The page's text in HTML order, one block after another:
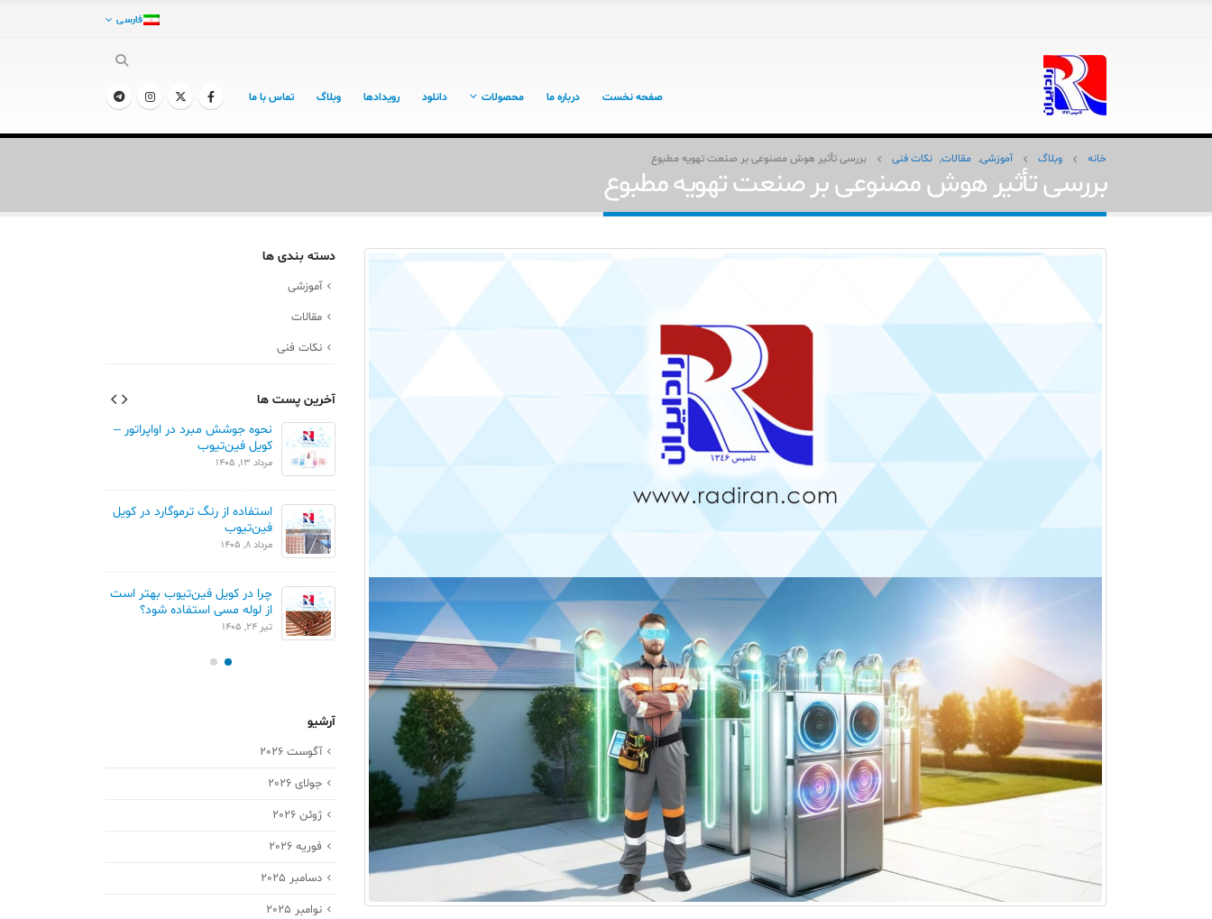
فارسی
صفحه نخست درباره ما محصولات دانلود رویدادها وبلاگ تماس با ما
خانه وبلاگ آموزشی, مقالات, نکات فنی بررسی تأثیر هوش مصنوعی بر صنعت تهویه مطبوع
بررسی تأثیر هوش مصنوعی بر صنعت تهویه مطبوع
دسته بندی ها
آموزشی
مقالات
نکات فنی
آخرین پست ها
نحوه جوشش مبرد در اواپراتور –
کویل فین‌تیوب
مرداد 13, 1405
استفاده از رنگ ترموگارد در کویل
فین‌تیوب
چرا در کویل فین‌تیوب بهتر است
از لوله مسی استفاده شود؟
مقایسه چیدمان خطی و مثلثی در
کویل های فین تیوب
نحوه جوشش مبرد در اواپراتور –
کویل فین‌تیوب
مرداد 13, 1405
استفاده از رنگ ترموگارد در کویل
فین‌تیوب
مرداد 8, 1405
چرا در کویل فین‌تیوب بهتر است
از لوله مسی استفاده شود؟
تیر 24, 1405
آرشیو
آگوست 2026
جولای 2026
ژوئن 2026
فوریه 2026
دسامبر 2025
نوامبر 2025